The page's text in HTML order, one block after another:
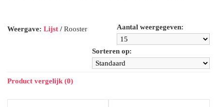
Weergave: Lijst /Rooster Aantal weergegeven:
Sorteren op:
Product vergelijk (0)